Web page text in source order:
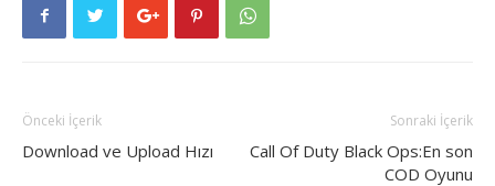
Önceki İçerik
Download ve Upload Hızı
Sonraki İçerik
Call Of Duty Black Ops:En son
COD Oyunu